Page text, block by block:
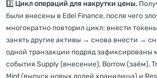
2️⃣ Цикл операций для накрутки цены.
были внесены в Edel Finance, после чего
многократно повторил цикл: внести
занять другие активы → снова внести →
одной транзакции подряд зафиксированы
события Supply (внесение), Borrow (заём),
Mint (выпуск новых долей хранилища) и